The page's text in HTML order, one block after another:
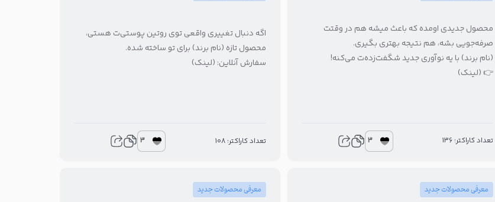
محصول جدیدی اومده که باعث میشه هم در وقتت
صرفه‌جویی بشه، هم نتیجه بهتری بگیری.
(نام برند) با یه نوآوری جدید شگفت‌زده‌ت می‌کنه!
👉 (لینک)
تعداد کاراکتر: 136 3
اگه دنبال تغییری واقعی توی روتین پوستی‌ت هستی،
محصول تازه (نام برند) برای تو ساخته شده.
سفارش آنلاین: (لینک)
تعداد کاراکتر: 108 3
معرفی محصولات جدید معرفی محصولات جدید